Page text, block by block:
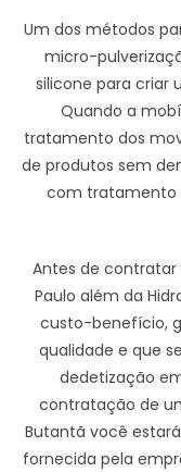
Um dos métodos
micro-
silicone para criar
Quando a
tratamento dos
de produtos sem
com tratamento
Antes de
Paulo além da
custo-benefício,
qualidade e que
dedetização
contratação de
Butantã você
fornecida pela